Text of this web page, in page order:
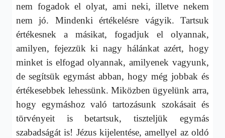
nem fogadok el olyat, ami neki, illetve nekem
nem jó. Mindenki értékelésre vágyik. Tartsuk
értékesnek a másikat, fogadjuk el olyannak,
amilyen, fejezzük ki nagy hálánkat azért, hogy
minket is elfogad olyannak, amilyenek vagyunk,
de segítsük egymást abban, hogy még jobbak és
értékesebbek lehessünk. Miközben ügyelünk arra,
hogy egymáshoz való tartozásunk szokásait és
törvényeit is betartsuk, tiszteljük egymás
szabadságát is! Jézus kijelentése, amellyel az oldó